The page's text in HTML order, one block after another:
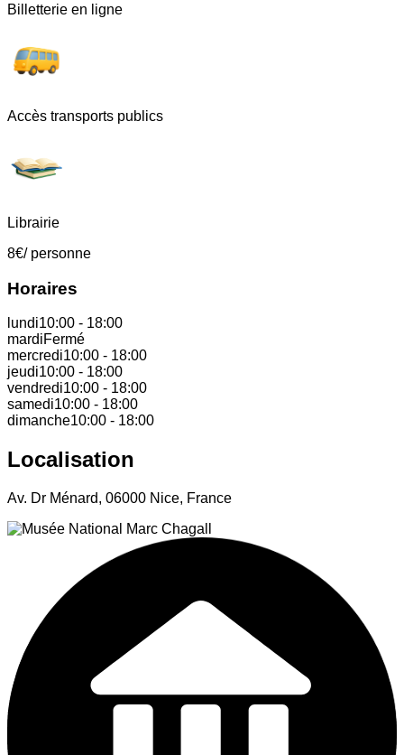
Billetterie en ligne
Accès transports publics
Librairie
8€/ personne
Horaires
lundi10:00 - 18:00
mardiFermé
mercredi10:00 - 18:00
jeudi10:00 - 18:00
vendredi10:00 - 18:00
samedi10:00 - 18:00
dimanche10:00 - 18:00
Localisation
Av. Dr Ménard, 06000 Nice, France